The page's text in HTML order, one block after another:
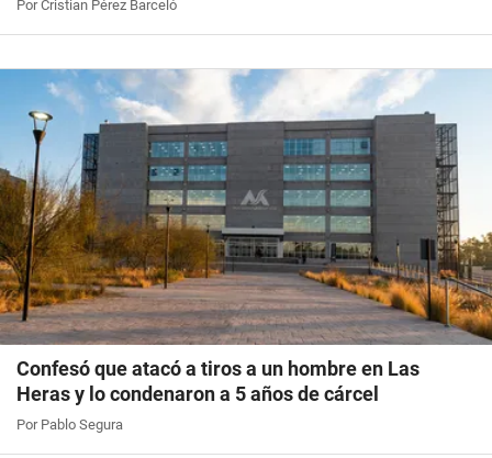
Por Cristian Pérez Barceló
Confesó que atacó a tiros a un hombre en Las
Heras y lo condenaron a 5 años de cárcel
Por Pablo Segura